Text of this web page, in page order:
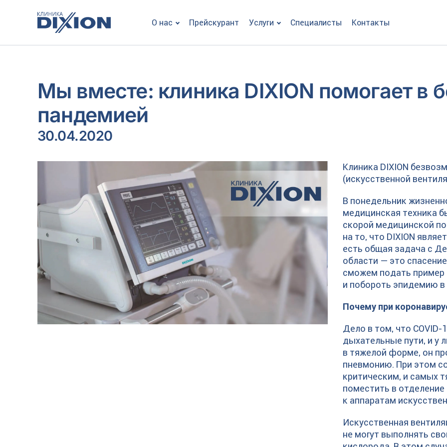
О нас Прейскурант Услуги Специалисты Контакты
Мы вместе: клиника DIXION помогает в
пандемией
30.04.2020
Клиника DIXION
(искусственной
В понедельник
медицинская техника
скорой медицинской
на то, что DIXION
есть общая задача с
области — это
сможем подать пример
и побороть эпидемию в
Почему при
Дело в том, что
дыхательные пути, и у
в тяжелой форме, он
пневмонию. При этом
критическим, и самых
поместить в
к аппаратам
Искусственная
не могут выполнять